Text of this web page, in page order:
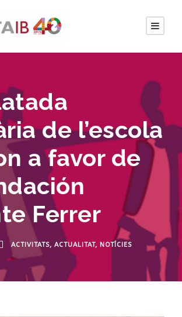
de l’escola
a favor de
Ferrer
ACTIVITATS, ACTUALITAT, NOTÍCIES